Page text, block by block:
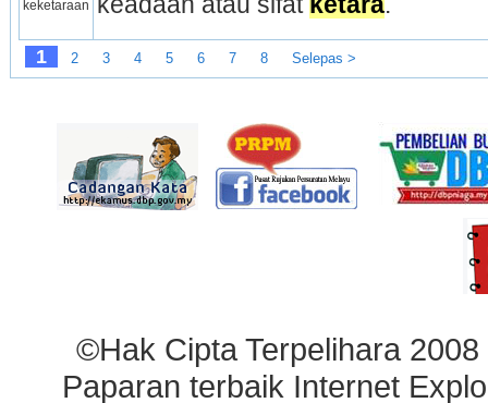
keketaraan
1 2 3 4 5 6 7 8 Selepas >
©Hak Cipta Terpelihara
Paparan terbaik Internet